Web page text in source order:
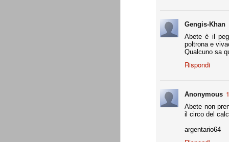
Gengis-Khan
Abete è il
poltrona e
Qualcuno sa
Rispondi
Anonymous
Abete non
il circo del
argentario64
Grazie, Juve. Stagione
Siamo orgogliosi di voi. Grazie.
comunque come vincente.
4 competizioni disputate nella stagione
- Supercoppa italiana: 2° posto (persa